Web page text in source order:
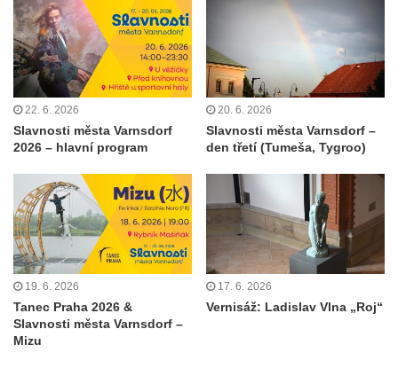
22. 6. 2026
Slavnosti města Varnsdorf
2026 – hlavní program
20. 6. 2026
Slavnosti města Varnsdorf –
den třetí (Tumeša, Tygroo)
19. 6. 2026
Tanec Praha 2026 &
Slavnosti města Varnsdorf –
Mizu
17. 6. 2026
Vernisáž: Ladislav Vlna „Roj“